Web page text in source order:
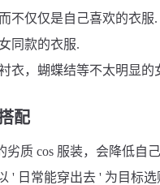
不仅仅是自己喜欢的衣服
同款的衣服.
衣，蝴蝶结等不太明显的
配
劣质 cos 服装，会降低自
' 日常能穿出去 ' 为目标